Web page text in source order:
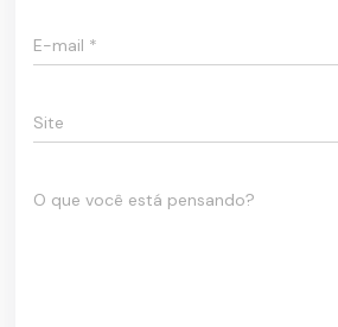
E-mail *
Site
O que você está pensando?